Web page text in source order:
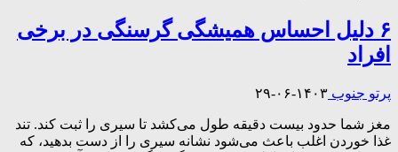
۶ دلیل احساس همیشگی گرسنگی در برخی
افراد
پرتو جنوب ۱۴۰۳-۰۶-۲۹
مغز شما حدود بیست دقیقه طول می‌کشد تا سیری را ثبت کند. تند
غذا خوردن اغلب باعث می‌شود نشانه سیری را از دست بدهید، که